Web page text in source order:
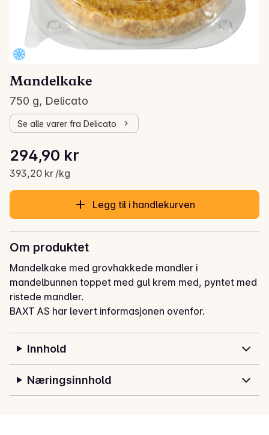
Mandelkake
750 g, Delicato
Se alle varer fra Delicato
Gjeldende pris er: 294,90 kr
294,90 kr
393,20 kr /kg
Stykkpris: 393,20 kr /kg
Legg til i handlekurven
Om produktet
Mandelkake med grovhakkede mandler i
mandelbunnen toppet med gul krem med, pyntet med
ristede mandler.
BAXT AS har levert informasjonen ovenfor.
Innhold
Næringsinnhold